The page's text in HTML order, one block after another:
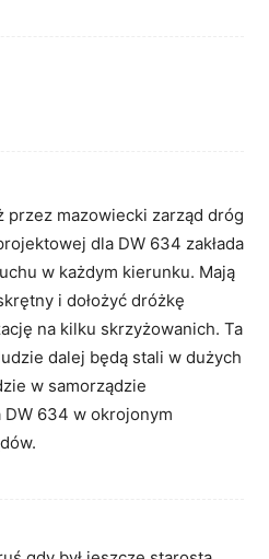
przez mazowiecki zarząd dróg
dla DW 634 zakłada
w każdym kierunku. Mają
i dołożyć dróżkę
na kilku skrzyżowanich. Ta
dalej będą stali w dużych
w samorządzie
634 w okrojonym